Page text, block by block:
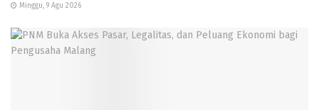
Minggu, 9 Agu 2026